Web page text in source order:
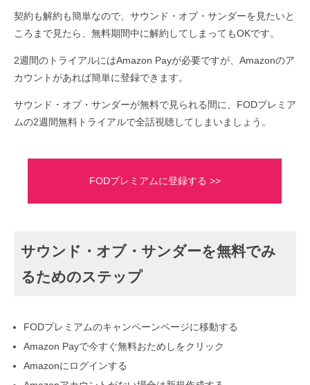
契約も解約も簡単なので、サウンド・オブ・サンダーを見たいと
ころまで見たら、無料期間中に解約してしまってもOKです。
2週間のトライアルにはAmazon Payが必要ですが、Amazonのア
カウントがあれば簡単に登録できます。
サウンド・オブ・サンダーが無料で見られる間に、FODプレミア
ムの2週間無料トライアルで全話視聴してしまいましょう。
FODプレミアムに登録する >>
サウンド・オブ・サンダーを無料でみ
るためのステップ
FODプレミアムのキャンペーンページに移動する
Amazon Payで今すぐ無料おためしをクリック
Amazonにログインする